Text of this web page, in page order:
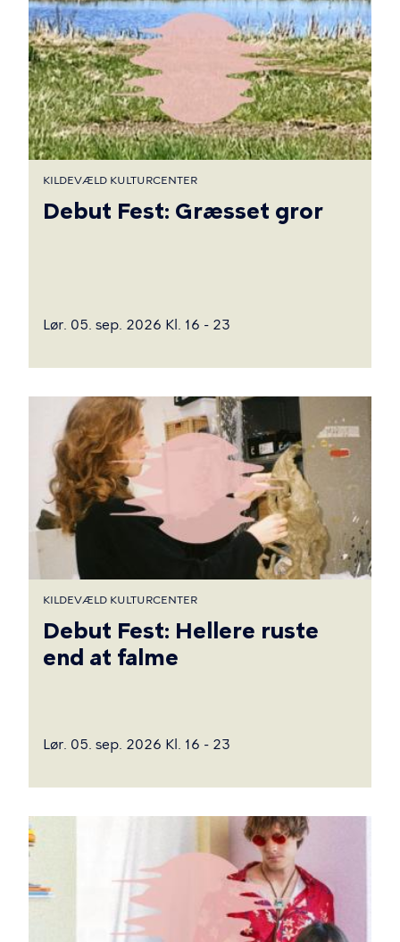
KILDEVÆLD KULTURCENTER
Debut Fest: Græsset gror
Lør. 05. sep. 2026 Kl. 16 - 23
KILDEVÆLD KULTURCENTER
Debut Fest: Hellere ruste
end at falme
Lør. 05. sep. 2026 Kl. 16 - 23